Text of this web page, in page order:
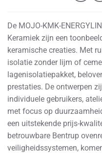
De MOJO-KMK-
Keramiek zijn een
keramische creaties. Met
isolatie zonder lijm of
lagenisolatiepakket,
prestaties. De ontwerpen
individuele gebruikers,
met focus op
een uitstekende prijs-
betrouwbare Bentrup
veiligheidssystemen,